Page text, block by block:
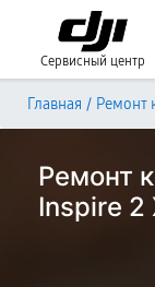
Сервисный центр
Главная / Ремонт
Ремонт
Inspire 2